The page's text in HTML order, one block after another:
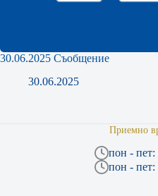
30.06.2025 Съобщение
30.06.2025
Приемно
пон - пет:
пон - пет: